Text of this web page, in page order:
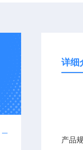
详细
产品